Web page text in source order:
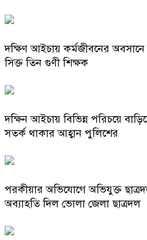
দক্ষিণ আইচায় কর্মজীবনের
সিক্ত তিন গুণী শিক্ষক
দক্ষিন আইচায় ‎বিভিন্ন পরিচয়ে
সতর্ক থাকার আহ্বান পুলিশের
পরকীয়ার অভিযোগে অভিযুক্ত
অব্যাহতি দিল ভোলা জেলা ছাত্রদল